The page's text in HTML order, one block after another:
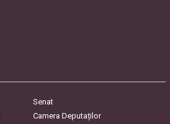
Senat
Camera Deputaților